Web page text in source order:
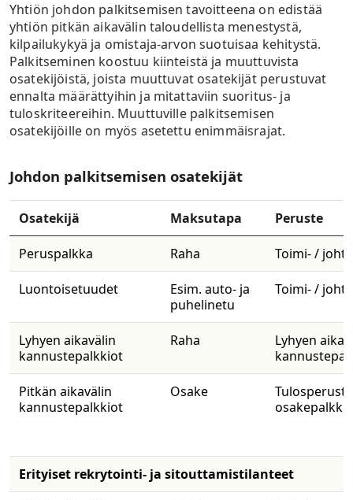
Yhtiön johdon palkitsemisen tavoitteena on edistää
yhtiön pitkän aikavälin taloudellista menestystä,
kilpailukykyä ja omistaja-arvon suotuisaa kehitystä.
Palkitseminen koostuu kiinteistä ja muuttuvista
osatekijöistä, joista muuttuvat osatekijät perustuvat
ennalta määrättyihin ja mitattaviin suoritus- ja
tuloskriteereihin. Muuttuville palkitsemisen
osatekijöille on myös asetettu enimmäisrajat.
Johdon palkitsemisen osatekijät
​Osatekijä ​Maksutapa ​Peruste
Peruspalkka Raha ​Toimi- /
Luontoisetuudet
Esim. auto- ja
puhelinetu
​Toimi- /
​Lyhyen aikavälin
kannustepalkkiot
​Raha
​Lyhyen
​Pitkän aikavälin
kannustepalkkiot
​Osake
Erityiset rekrytointi- ja sitouttamistilanteet